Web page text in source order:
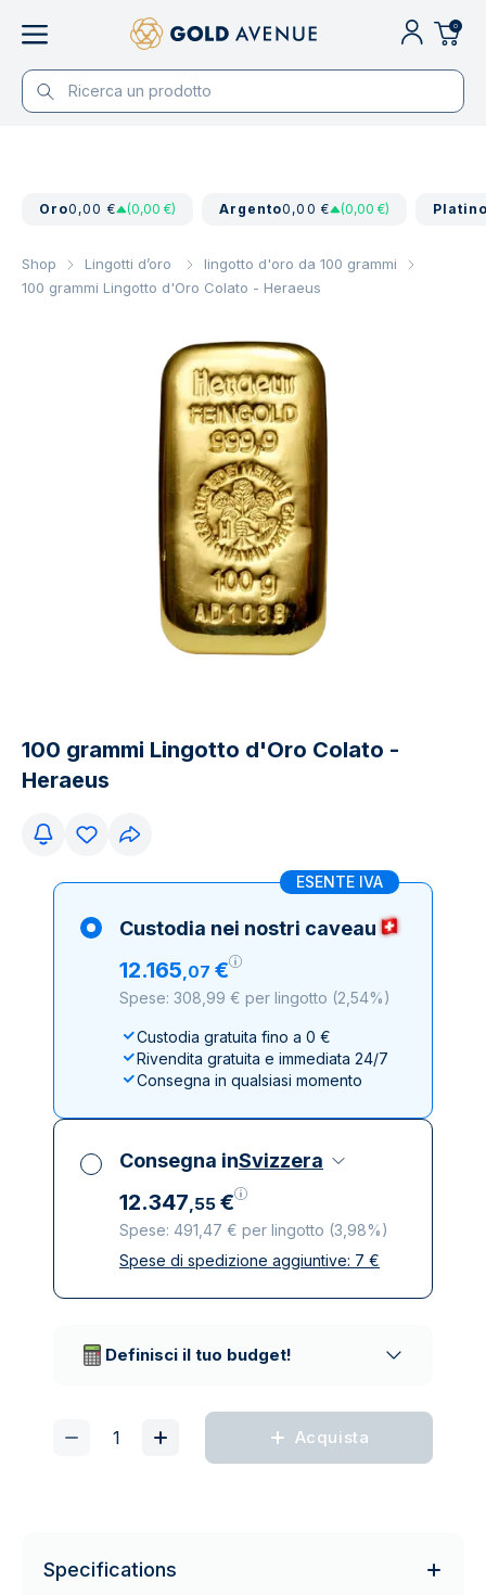
0
Oro0,00 € (0,00 €) Argento0,00 € (0,00 €)
Shop Lingotti d’oro
lingotto d'oro da 100 grammi
100 grammi Lingotto d'Oro Colato - Heraeus
100 grammi Lingotto d'Oro Colato -
Heraeus
ESENTE IVA
Custodia nei nostri caveau
12.165,07 €
Spese: 308,99 € per lingotto (2,54%)
Custodia gratuita fino a 0 €
Rivendita gratuita e immediata 24/7
Consegna in qualsiasi momento
Consegna inSvizzera
12.347,55 €
Spese: 491,47 € per lingotto (3,98%)
Tutte le tasse incluse
Spese di spedizione aggiuntive: 7 €
Definisci il tuo budget!
Acquista
Specifications